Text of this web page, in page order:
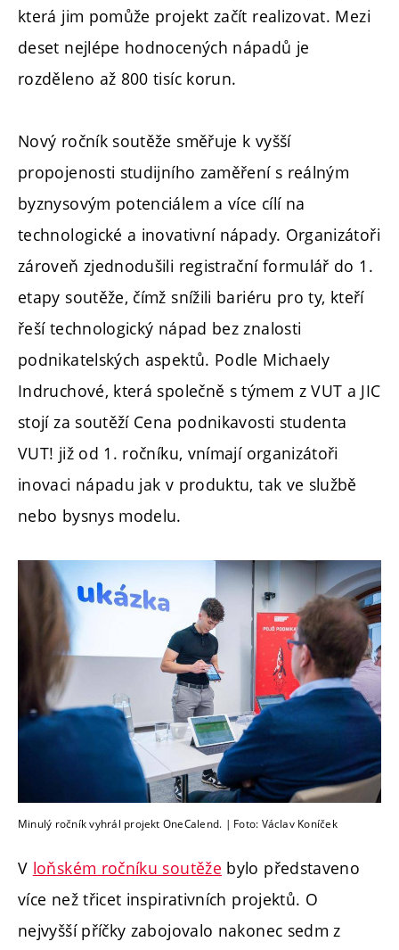
která jim pomůže projekt začít realizovat. Mezi
deset nejlépe hodnocených nápadů je
rozděleno až 800 tisíc korun.
Nový ročník soutěže směřuje k vyšší
propojenosti studijního zaměření s reálným
byznysovým potenciálem a více cílí na
technologické a inovativní nápady. Organizátoři
zároveň zjednodušili registrační formulář do 1.
etapy soutěže, čímž snížili bariéru pro ty, kteří
řeší technologický nápad bez znalosti
podnikatelských aspektů. Podle Michaely
Indruchové, která společně s týmem z VUT a JIC
stojí za soutěží Cena podnikavosti studenta
VUT! již od 1. ročníku, vnímají organizátoři
inovaci nápadu jak v produktu, tak ve službě
nebo bysnys modelu.
Minulý ročník vyhrál projekt OneCalend. | Foto: Václav Koníček
V loňském ročníku soutěže bylo představeno
více než třicet inspirativních projektů. O
nejvyšší příčky zabojovalo nakonec sedm z